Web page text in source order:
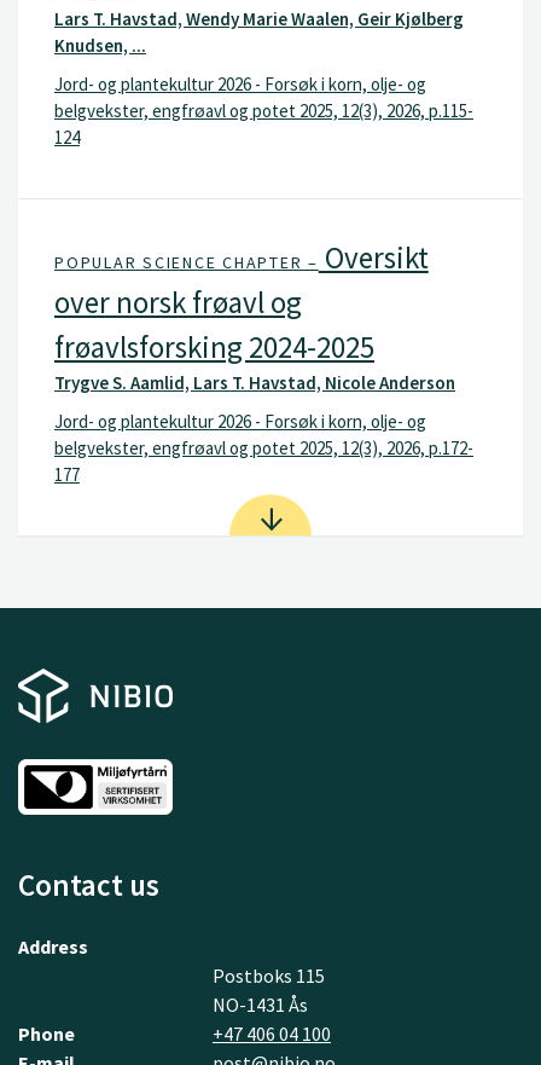
Lars T. Havstad, Wendy Marie Waalen, Geir Kjølberg
Knudsen, ...
Jord- og plantekultur 2026 - Forsøk i korn, olje- og
belgvekster, engfrøavl og potet 2025, 12(3), 2026, p.115-
124
POPULAR SCIENCE CHAPTER – Oversikt
over norsk frøavl og
frøavlsforsking 2024-2025
Trygve S. Aamlid, Lars T. Havstad, Nicole Anderson
Jord- og plantekultur 2026 - Forsøk i korn, olje- og
belgvekster, engfrøavl og potet 2025, 12(3), 2026, p.172-
177
Contact us
Address
Postboks 115
NO-1431 Ås
Phone
+47 406 04 100